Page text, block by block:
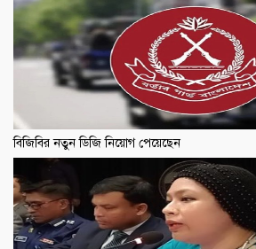
বিজিবির নতুন ডিজি নিয়োগ পেয়েছেন